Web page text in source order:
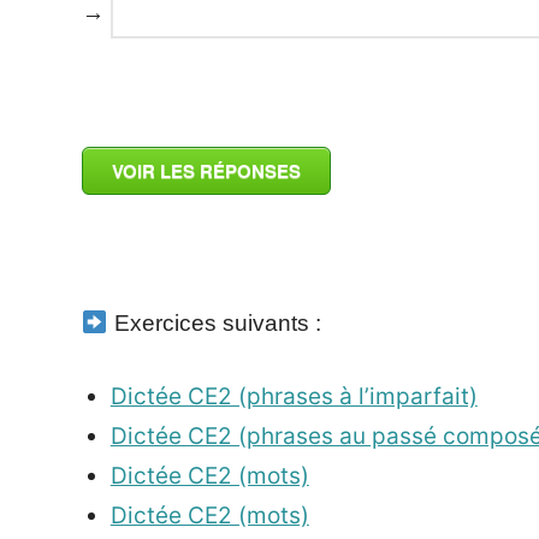
→
VOIR LES RÉPONSES
Exercices suivants :
Dictée CE2 (phrases à l’imparfait)
Dictée CE2 (phrases au passé
Dictée CE2 (mots)
Dictée CE2 (mots)